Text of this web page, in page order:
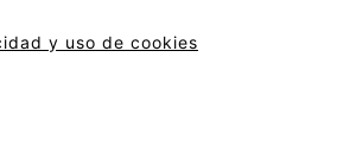
y uso de cookies